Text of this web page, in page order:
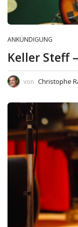
ANKÜNDIGUNG
Keller Steff
von Christophe